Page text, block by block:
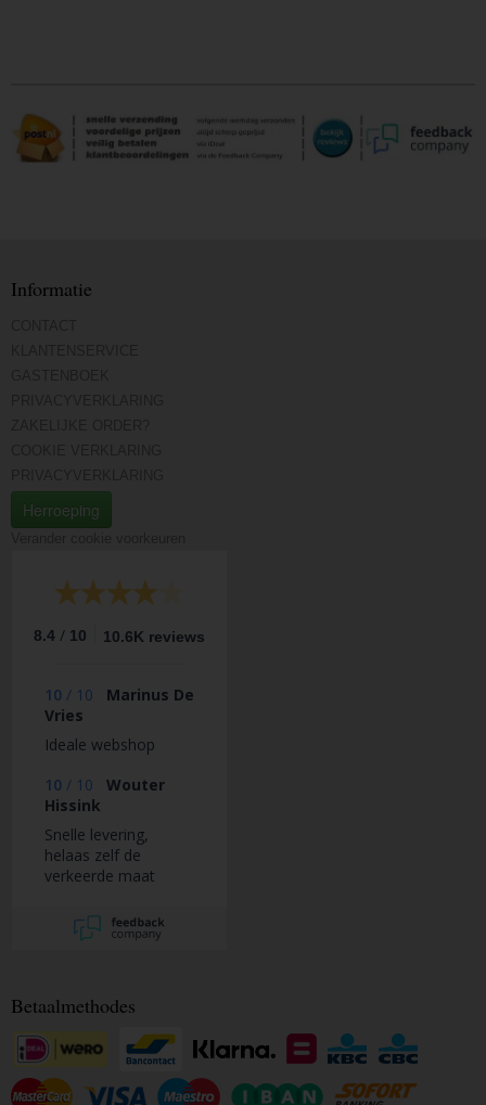
Informatie
Herroeping
8.4 / 10 10.6K reviews
10 / 10
Marinus De
Vries
Ideale webshop
10 / 10
Wouter
Hissink
Snelle levering,
helaas zelf de
verkeerde maat
Gelukkig kon ik de
sleutels omruilen,
Betaalmethodes